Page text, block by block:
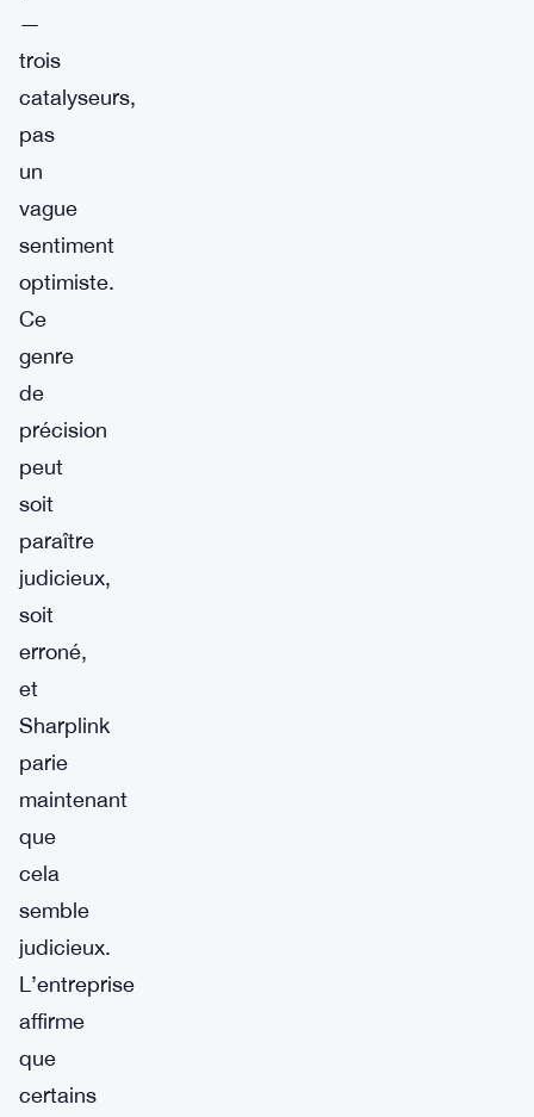
—
trois
catalyseurs,
pas
un
vague
sentiment
optimiste.
Ce
genre
de
précision
peut
soit
paraître
judicieux,
soit
erroné,
et
Sharplink
parie
maintenant
que
cela
semble
judicieux.
L’entreprise
affirme
que
certains